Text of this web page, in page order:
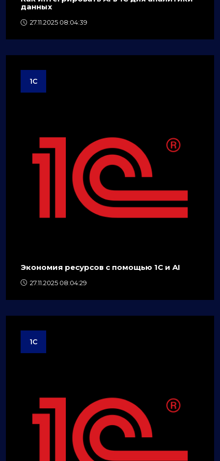
данных
27.11.2025 08:04:39
1C
Экономия ресурсов с помощью 1C и AI
27.11.2025 08:04:29
1C